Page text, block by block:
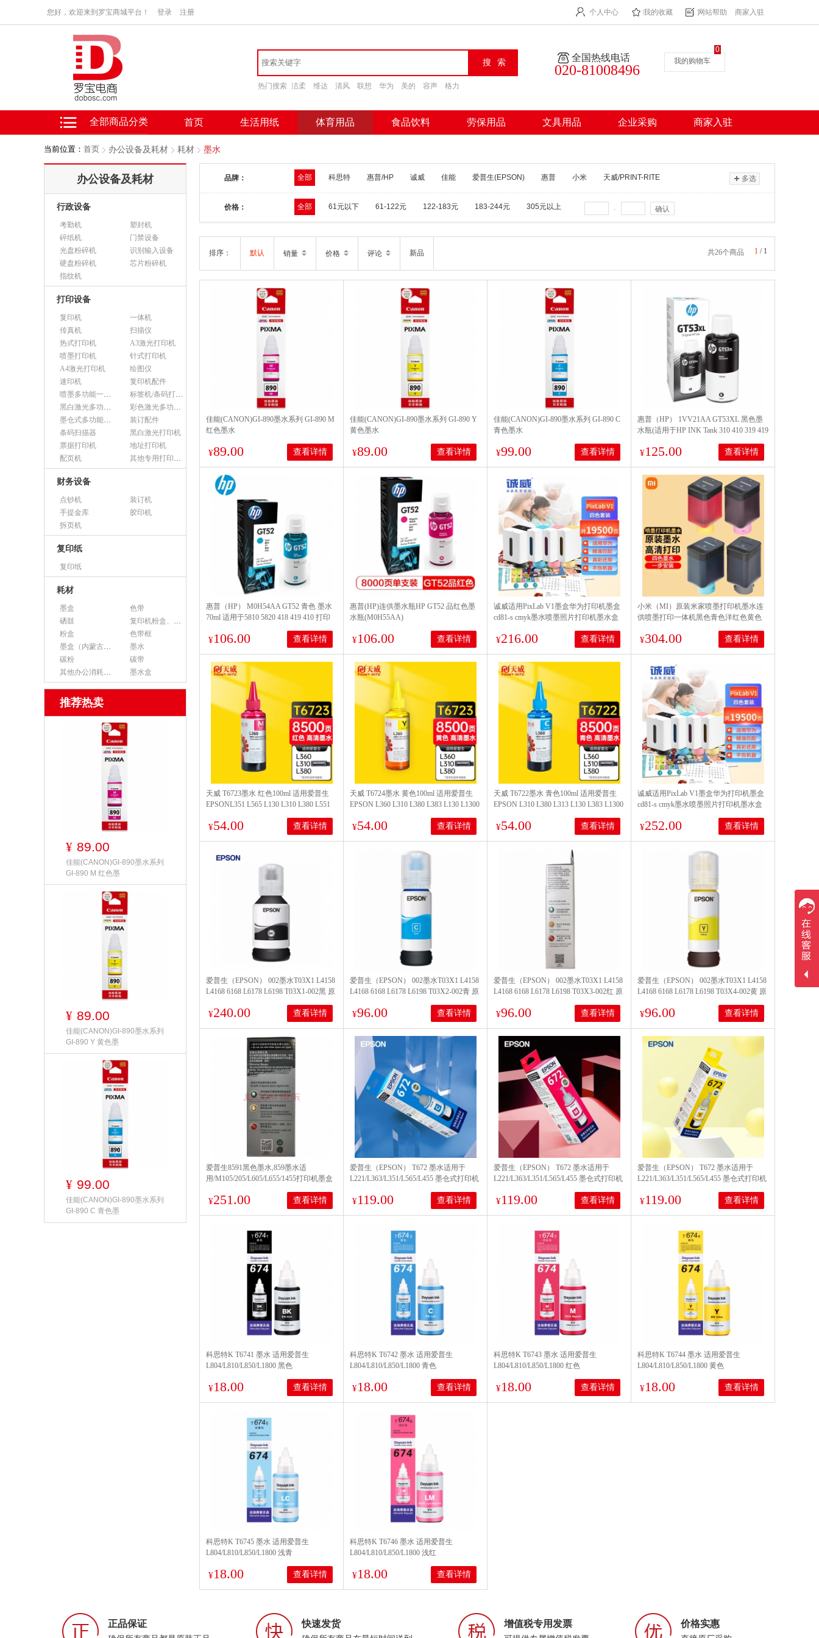
您好，欢迎来到罗宝商城平台！ 登录 注册 个人中心 我的收藏 网站帮助 商家入驻
热门搜索 洁柔 维达 清风 联想 华为 美的 容声 格力
全国热线电话
020-81008496
我的购物车
0
全部商品分类 首页 生活用纸 体育用品 食品饮料 劳保用品 文具用品 企业采购 商家入驻
当前位置： 首页 办公设备及耗材 耗材 墨水
办公设备及耗材
行政设备
考勤机
塑封机
碎纸机
门禁设备
光盘粉碎机
识别输入设备
硬盘粉碎机
芯片粉碎机
指纹机
打印设备
复印机
一体机
传真机
扫描仪
热式打印机
A3激光打印机
喷墨打印机
针式打印机
A4激光打印机
绘图仪
速印机
复印机配件
喷墨多功能一体机
标签机/条码打印机
黑白激光多功能一体机
彩色激光多功能一体机
墨仓式多功能一体机
装订配件
条码扫描器
黑白激光打印机
票据打印机
地址打印机
配页机
其他专用打印设备
财务设备
点钞机
装订机
手提金库
胶印机
拆页机
复印纸
复印纸
耗材
墨盒
色带
硒鼓
复印机粉盒、墨粉
粉盒
色带框
墨盒（内蒙古专用）
墨水
碳粉
碳带
其他办公消耗用品
墨水盒
推荐热卖
¥ 89.00
佳能(CANON)GI-890墨水系列
GI-890 M 红色墨
¥ 89.00
佳能(CANON)GI-890墨水系列
GI-890 Y 黄色墨
¥ 99.00
佳能(CANON)GI-890墨水系列
GI-890 C 青色墨
品牌： 全部 科思特 惠普/HP 诚威 佳能 爱普生(EPSON) 惠普 小米 天威/PRINT-RITE 多选
价格： 全部 61元以下 61-122元 122-183元 183-244元 305元以上 - 确认
排序： 默认 销量 价格 评论 新品 共26个商品 1 / 1
佳能(CANON)GI-890墨水系列 GI-890 M
红色墨水
¥89.00 查看详情
佳能(CANON)GI-890墨水系列 GI-890 Y
黄色墨水
¥89.00 查看详情
佳能(CANON)GI-890墨水系列 GI-890 C
青色墨水
¥99.00 查看详情
惠普（HP） 1VV21AA GT53XL 黑色墨
水瓶(适用于HP INK Tank 310 410 319 419
¥125.00 查看详情
惠普（HP） M0H54AA GT52 青色 墨水
70ml 适用于5810 5820 418 419 410 打印
¥106.00 查看详情
惠普(HP)连供墨水瓶HP GT52 品红色墨
水瓶(M0H55AA)
¥106.00 查看详情
诚威适用PixLab V1墨盒华为打印机墨盒
cd81-s cmyk墨水喷墨照片打印机墨水盒
¥216.00 查看详情
小米（MI）原装米家喷墨打印机墨水连
供喷墨打印一体机黑色青色洋红色黄色
+青各1】米家喷墨打印机墨水
¥304.00 查看详情
天威 T6723墨水 红色100ml 适用爱普生
EPSONL351 L565 L130 L310 L380 L551
¥54.00 查看详情
天威 T6724墨水 黄色100ml 适用爱普生
EPSON L360 L310 L380 L383 L130 L1300
¥54.00 查看详情
天威 T6722墨水 青色100ml 适用爱普生
EPSON L310 L380 L313 L130 L383 L1300
¥54.00 查看详情
诚威适用PixLab V1墨盒华为打印机墨盒
cd81-s cmyk墨水喷墨照片打印机墨水盒
¥252.00 查看详情
爱普生（EPSON） 002墨水T03X1 L4158
L4168 6168 L6178 L6198 T03X1-002黑 原
¥240.00 查看详情
爱普生（EPSON） 002墨水T03X1 L4158
L4168 6168 L6178 L6198 T03X2-002青 原
¥96.00 查看详情
爱普生（EPSON） 002墨水T03X1 L4158
L4168 6168 L6178 L6198 T03X3-002红 原
¥96.00 查看详情
爱普生（EPSON） 002墨水T03X1 L4158
L4168 6168 L6178 L6198 T03X4-002黄 原
¥96.00 查看详情
爱普生8591黑色墨水,859墨水适
用/M105/205/L605/L655/1455打印机墨盒
¥251.00 查看详情
爱普生（EPSON） T672 墨水适用于
L221/L363/L351/L565/L455 墨仓式打印机
¥119.00 查看详情
爱普生（EPSON） T672 墨水适用于
L221/L363/L351/L565/L455 墨仓式打印机
¥119.00 查看详情
爱普生（EPSON） T672 墨水适用于
L221/L363/L351/L565/L455 墨仓式打印机
¥119.00 查看详情
科思特K T6741 墨水 适用爱普生
L804/L810/L850/L1800 黑色
¥18.00 查看详情
科思特K T6742 墨水 适用爱普生
L804/L810/L850/L1800 青色
¥18.00 查看详情
科思特K T6743 墨水 适用爱普生
L804/L810/L850/L1800 红色
¥18.00 查看详情
科思特K T6744 墨水 适用爱普生
L804/L810/L850/L1800 黄色
¥18.00 查看详情
科思特K T6745 墨水 适用爱普生
L804/L810/L850/L1800 浅青
¥18.00 查看详情
科思特K T6746 墨水 适用爱普生
L804/L810/L850/L1800 浅红
¥18.00 查看详情
正品保证 快速发货 增值税专用发票 价格实惠